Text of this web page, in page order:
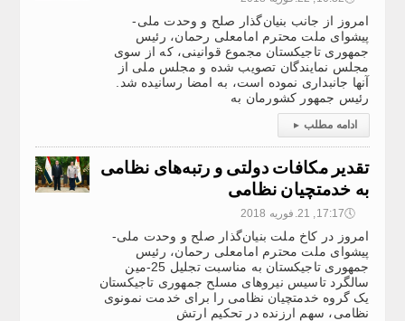
امروز از جانب بنیان‌گذار صلح و وحدت ملی-
پیشوای ملت محترم امامعلی رحمان، رئیس
جمهوری تاجیکستان مجموع قوانینی، که از سوی
مجلس نمایندگان تصویب شده و مجلس ملی از
آنها جانبداری نموده است، به امضا رسانیده شد.
رئیس جمهور کشورمان به
ادامه مطلب ▸
تقدیر مکافات دولتی و رتبه‌های نظامی
به خدمتچیان نظامی
🕔17:17, 21.فوریه 2018
امروز در کاخ ملت بنیان‌گذار صلح و وحدت ملی-
پیشوای ملت محترم امامعلی رحمان، رئیس
جمهوری تاجیکستان به مناسبت تجلیل 25-مین
سالگرد تاسیس نیرو‌های مسلح جمهوری تاجیکستان
یک گروه خدمتچیان نظامی را برای خدمت نمونوی
نظامی، سهم ارزنده در تحکیم ارتش